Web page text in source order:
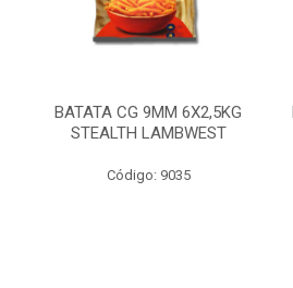
BATATA CG 9MM 6X2,5KG
STEALTH LAMBWEST
Código: 9035